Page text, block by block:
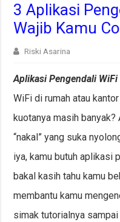
3 Aplikasi
Wajib Kamu
Riski Asarina
Aplikasi Pengendali
WiFi di rumah atau
kuotanya masih banyak?
“nakal” yang suka
iya, kamu butuh aplikasi
bakal kasih tahu kamu
membantu kamu
simak tutorialnya